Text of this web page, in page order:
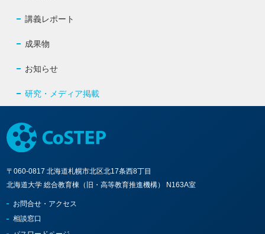
講義レポート
成果物
お知らせ
研究・メディア掲載
〒060-0817 北海道札幌市北区北17条西8丁目
北海道大学 総合教育棟（旧・高等教育推進機構） N163A室
お問合せ・アクセス
相談窓口